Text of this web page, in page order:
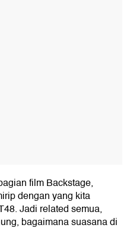
film Backstage,
dengan yang kita
Jadi related semua,
bagaimana suasana di